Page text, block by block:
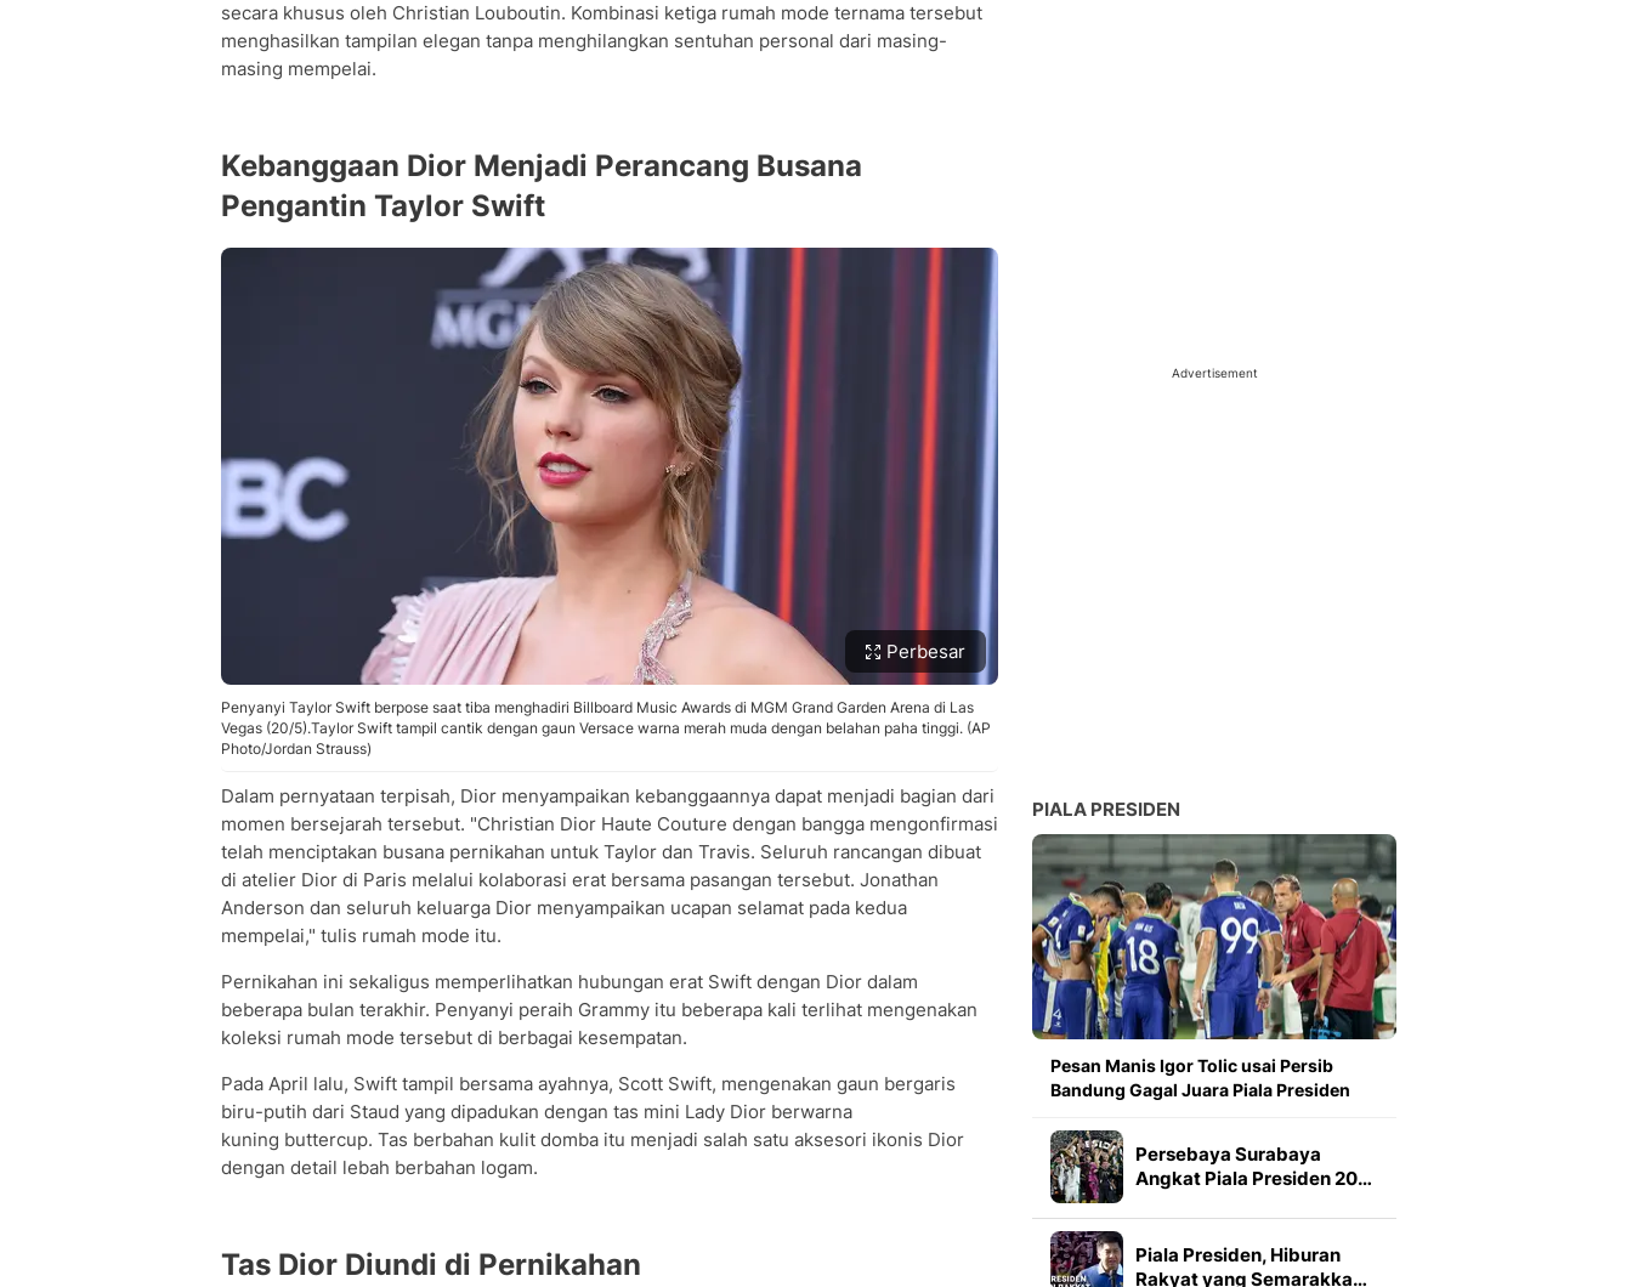
secara khusus oleh Christian Louboutin. Kombinasi ketiga rumah mode ternama tersebut
menghasilkan tampilan elegan tanpa menghilangkan sentuhan personal dari masing-
masing mempelai.
Kebanggaan Dior Menjadi Perancang Busana
Pengantin Taylor Swift
Perbesar
Penyanyi Taylor Swift berpose saat tiba menghadiri Billboard Music Awards di MGM Grand Garden Arena di Las
Vegas (20/5).Taylor Swift tampil cantik dengan gaun Versace warna merah muda dengan belahan paha tinggi. (AP
Photo/Jordan Strauss)
Dalam pernyataan terpisah, Dior menyampaikan kebanggaannya dapat menjadi bagian dari
momen bersejarah tersebut. "Christian Dior Haute Couture dengan bangga mengonfirmasi
telah menciptakan busana pernikahan untuk Taylor dan Travis. Seluruh rancangan dibuat
di atelier Dior di Paris melalui kolaborasi erat bersama pasangan tersebut. Jonathan
Anderson dan seluruh keluarga Dior menyampaikan ucapan selamat pada kedua
mempelai," tulis rumah mode itu.
Pernikahan ini sekaligus memperlihatkan hubungan erat Swift dengan Dior dalam
beberapa bulan terakhir. Penyanyi peraih Grammy itu beberapa kali terlihat mengenakan
koleksi rumah mode tersebut di berbagai kesempatan.
Pada April lalu, Swift tampil bersama ayahnya, Scott Swift, mengenakan gaun bergaris
biru-putih dari Staud yang dipadukan dengan tas mini Lady Dior berwarna
kuning buttercup. Tas berbahan kulit domba itu menjadi salah satu aksesori ikonis Dior
dengan detail lebah berbahan logam.
Tas Dior Diundi di Pernikahan
Advertisement
PIALA PRESIDEN
Pesan Manis Igor Tolic usai Persib
Bandung Gagal Juara Piala Presiden
Persebaya Surabaya
Angkat Piala Presiden 20…
Piala Presiden, Hiburan
Rakyat yang Semarakka…